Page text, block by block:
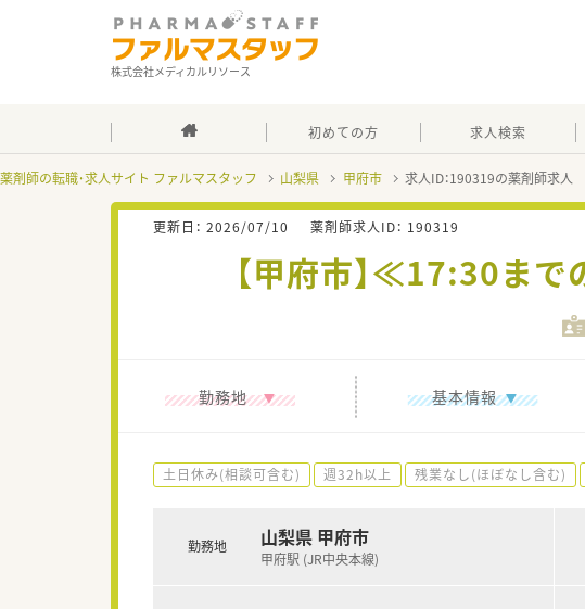
株式会社メディカルリソース
初めての方 求人検索
薬剤師の転職・求人サイト ファルマスタッフ 山梨県 甲府市 求人ID：190319の薬剤師求人
更新日： 2026/07/10 薬剤師求人ID： 190319
【甲府市】≪17:30ま
勤務地 基本情報
土日休み(相談可含む) 週32h以上 残業なし(ほぼなし含む)
勤務地 山梨県 甲府市
甲府駅 (JR中央本線)